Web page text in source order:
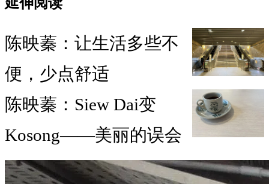
陈映蓁：让生活多些不
便，少点舒适
陈映蓁：Siew Dai变
Kosong——美丽的误会